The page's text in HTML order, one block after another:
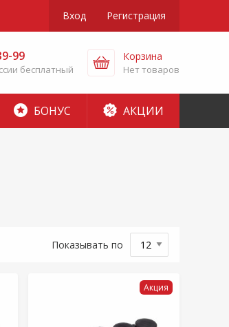
Вход Регистрация
99
бесплатный
Корзина
Нет товаров
БОНУС АКЦИИ
Показывать по
Акция